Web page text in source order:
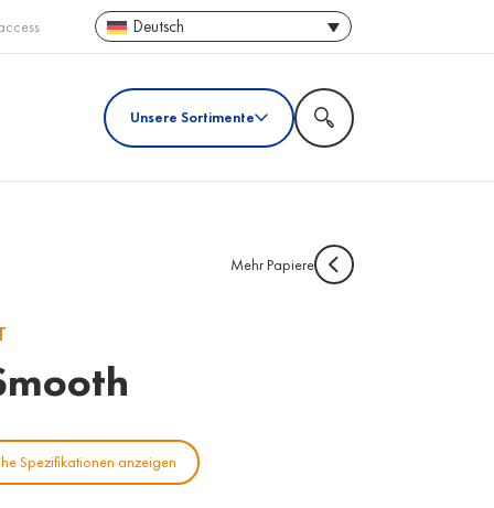
Deutsch
Unsere Sortimente
Mehr Papiere
Spezifikationen anzeigen